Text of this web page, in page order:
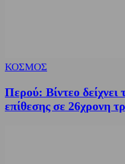
ΚΟΣΜΟΣ
Περού: Βίντεο δείχνει
επίθεσης σε 26χρονη